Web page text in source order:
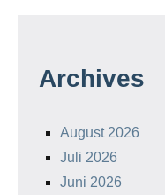
Archives
August 2026
Juli 2026
Juni 2026